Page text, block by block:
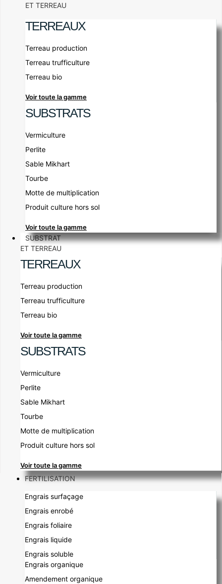
ET TERREAU
TERREAUX
Terreau production
Terreau trufficulture
Terreau bio
Voir toute la gamme
SUBSTRATS
Vermiculture
Perlite
Sable Mikhart
Tourbe
Motte de multiplication
Produit culture hors sol
Voir toute la gamme
SUBSTRAT
ET TERREAU
TERREAUX
Terreau production
Terreau trufficulture
Terreau bio
Voir toute la gamme
SUBSTRATS
Vermiculture
Perlite
Sable Mikhart
Tourbe
Motte de multiplication
Produit culture hors sol
Voir toute la gamme
FERTILISATION
Engrais surfaçage
Engrais enrobé
Engrais foliaire
Engrais liquide
Engrais soluble
Engrais organique
Amendement organique